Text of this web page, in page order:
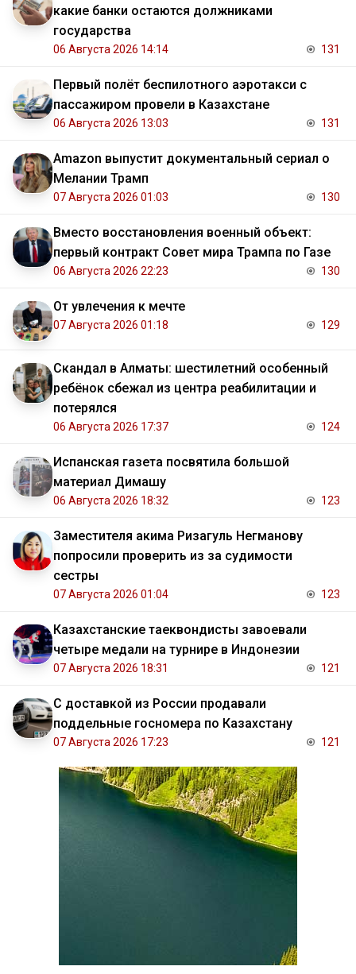
какие банки остаются должниками
государства
06 Августа 2026 14:14 131
Первый полёт беспилотного аэротакси с
пассажиром провели в Казахстане
06 Августа 2026 13:03 131
Amazon выпустит документальный сериал о
Мелании Трамп
07 Августа 2026 01:03 130
Вместо восстановления военный объект:
первый контракт Совет мира Трампа по Газе
06 Августа 2026 22:23 130
От увлечения к мечте
07 Августа 2026 01:18 129
Скандал в Алматы: шестилетний особенный
ребёнок сбежал из центра реабилитации и
потерялся
06 Августа 2026 17:37 124
Испанская газета посвятила большой
материал Димашу
06 Августа 2026 18:32 123
Заместителя акима Ризагуль Негманову
попросили проверить из за судимости
сестры
07 Августа 2026 01:04 123
Казахстанские таеквондисты завоевали
четыре медали на турнире в Индонезии
07 Августа 2026 18:31 121
С доставкой из России продавали
поддельные госномера по Казахстану
07 Августа 2026 17:23 121